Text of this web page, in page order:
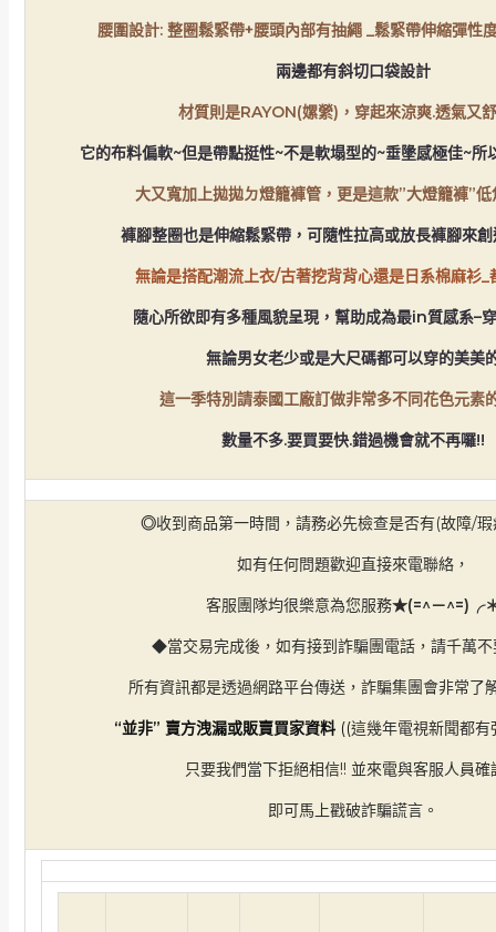
腰圍設計: 整圈鬆緊帶+腰頭內部有抽繩 _鬆緊帶伸縮彈性
兩邊都有斜切口袋設計
材質則是RAYON(嫘縈)， 穿起來涼爽.透氣又
它的布料偏軟~但是帶點挺性~不是軟塌型的~垂墬感極佳~所
大又寬加上拋拋ㄉ燈籠褲管，更是這款”大燈籠褲”
褲腳整圈也是伸縮鬆緊帶，可隨性拉高或放長褲腳來
無論是搭配潮流上衣/古著挖背背心還是日系棉麻衫_
隨心所欲即有多種風貌呈現，幫助成為最in質感系–
無論男女老少或是大尺碼都可以穿的美美
這一季特別請泰國工廠訂做非常多不同花色元素
數量不多.要買要快.錯過機會就不再囉!!
◎收到商品第一時間，請務必先檢查是否有(故障/
如有任何問題歡迎直接來電聯絡，
客服團隊均很樂意為您服務★(=^－^=)╭
◆當交易完成後，如有接到詐騙團電話，請千萬不
所有資訊都是透過網路平台傳送，詐騙集團會非常了
“並非” 賣方洩漏或販賣買家資料 ((這幾年電視新聞都有
只要我們當下拒絕相信!! 並來電與客服人員確
即可馬上戳破詐騙謊言。